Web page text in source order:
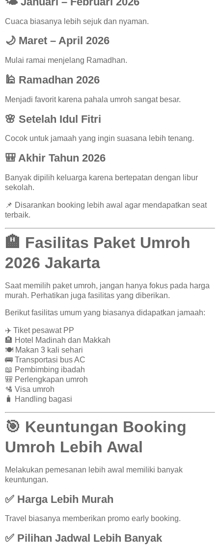
Cuaca biasanya lebih sejuk dan nyaman.
🌙 Maret – April 2026
Mulai ramai menjelang Ramadhan.
🕌 Ramadhan 2026
Menjadi favorit karena pahala umroh sangat besar.
🌸 Setelah Idul Fitri
Cocok untuk jamaah yang ingin suasana lebih tenang.
🎒 Akhir Tahun 2026
Banyak dipilih keluarga karena bertepatan dengan libur
sekolah.
📌 Disarankan booking lebih awal agar mendapatkan seat
terbaik.
🏨 Fasilitas Paket Umroh
2026 Jakarta
Saat memilih paket umroh, jangan hanya fokus pada harga
murah. Perhatikan juga fasilitas yang diberikan.
Berikut fasilitas umum yang biasanya didapatkan jamaah:
✈️ Tiket pesawat PP
🏨 Hotel Madinah dan Makkah
🍽️ Makan 3 kali sehari
🚌 Transportasi bus AC
📖 Pembimbing ibadah
🎒 Perlengkapan umroh
🛂 Visa umroh
🧳 Handling bagasi
🎯 Keuntungan Booking
Umroh Lebih Awal
Melakukan pemesanan lebih awal memiliki banyak
keuntungan.
✅ Harga Lebih Murah
Travel biasanya memberikan promo early booking.
✅ Pilihan Jadwal Lebih Banyak